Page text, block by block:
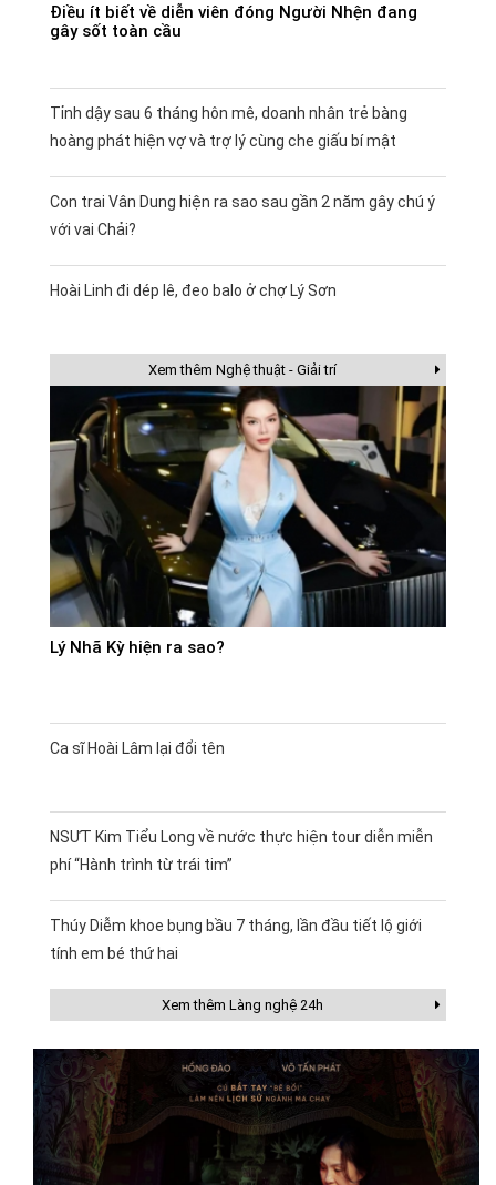
Điều ít biết về diễn viên đóng Người Nhện đang
gây sốt toàn cầu
Tỉnh dậy sau 6 tháng hôn mê, doanh nhân trẻ bàng
hoàng phát hiện vợ và trợ lý cùng che giấu bí mật
Con trai Vân Dung hiện ra sao sau gần 2 năm gây chú ý
với vai Chải?
Hoài Linh đi dép lê, đeo balo ở chợ Lý Sơn
Xem thêm Nghệ thuật - Giải trí
Lý Nhã Kỳ hiện ra sao?
Ca sĩ Hoài Lâm lại đổi tên
NSƯT Kim Tiểu Long về nước thực hiện tour diễn miễn
phí “Hành trình từ trái tim”
Thúy Diễm khoe bụng bầu 7 tháng, lần đầu tiết lộ giới
tính em bé thứ hai
Xem thêm Làng nghệ 24h